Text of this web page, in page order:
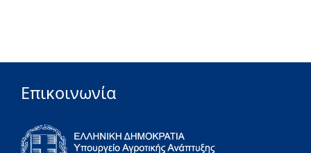
Επικοινωνία